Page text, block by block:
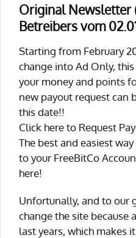
Original Newsletter
Betreibers vom
Starting from February
change into Ad Only,
your money and points
new payout request can
this date!!
Click here to Request
The best and easiest
to your FreeBitCo
here!
Unfortunally, and to our
change the site because
last years, which makes